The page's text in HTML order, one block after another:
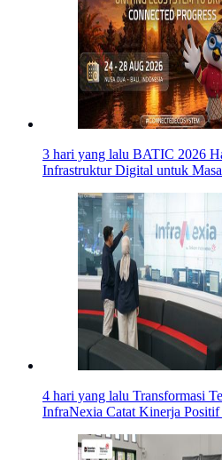
3 hari yang lalu BATIC 2026
Infrastruktur Digital untuk
4 hari yang lalu Transformasi
InfraNexia Catat Kinerja Positif